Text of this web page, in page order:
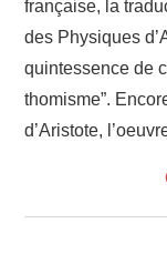
française, la
des Physiques
quintessence de
thomisme”.
d’Aristote,